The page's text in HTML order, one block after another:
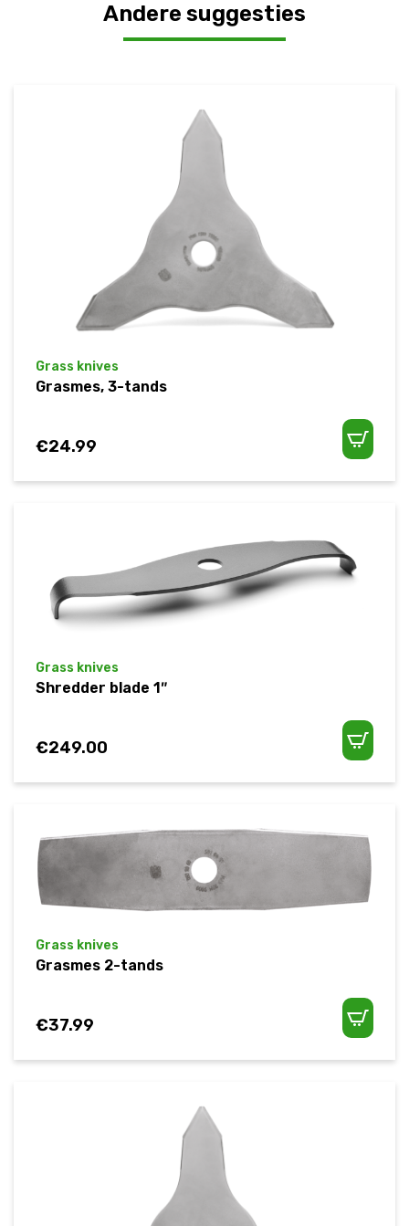
Andere suggesties
Grass knives
Grasmes, 3-tands
€24.99
Grass knives
Shredder blade 1″
€249.00
Grass knives
Grasmes 2-tands
€37.99